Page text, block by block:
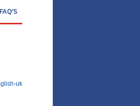
FAQ’S